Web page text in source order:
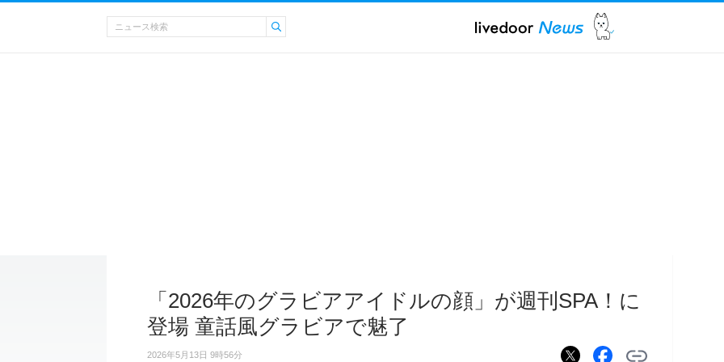
「2026年のグラビアアイドルの顔」が週刊SPA！に
登場 童話風グラビアで魅了
2026年5月13日 9時56分